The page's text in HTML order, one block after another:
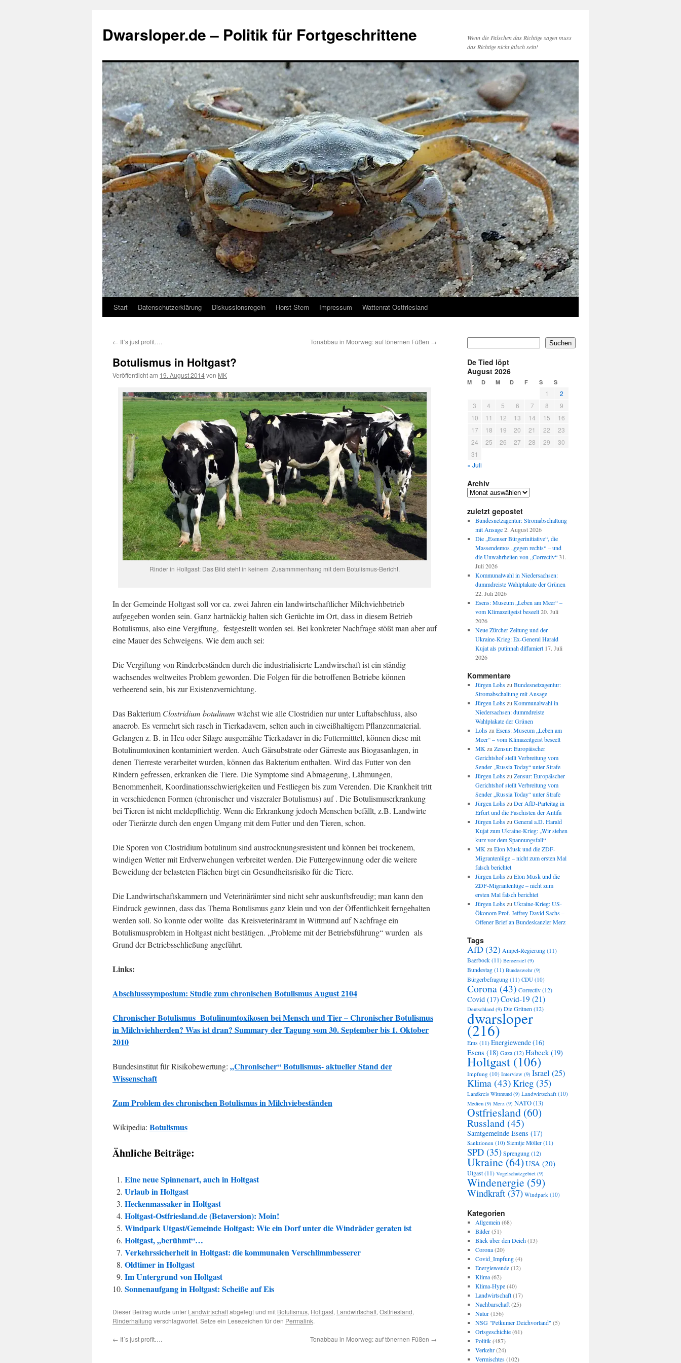
springen
Dwarsloper.de – Politik für Fortgeschrittene
Wenn die Falschen das Richtige sagen muss
das Richtige nicht falsch sein!
Start Datenschutzerklärung Diskussionsregeln Horst Stern Impressum Wattenrat Ostfriesland
← It´s just profit…. Tonabbau in Moorweg: auf tönernen Füßen →
Botulismus in Holtgast?
Veröffentlicht am 19. August 2014von MK
Rinder in Holtgast: Das Bild steht in keinem Zusammmenhang mit dem Botulismus-Bericht.
In der Gemeinde Holtgast soll vor ca. zwei Jahren ein landwirtschaftlicher Milchviehbetrieb
aufgegeben worden sein. Ganz hartnäckig halten sich Gerüchte im Ort, dass in diesem Betrieb
Botulismus, also eine Vergiftung, festgestellt worden sei. Bei konkreter Nachfrage stößt man aber auf
eine Mauer des Schweigens. Wie dem auch sei:
Die Vergiftung von Rinderbeständen durch die industrialisierte Landwirschaft ist ein ständig
wachsendes weltweites Problem geworden. Die Folgen für die betroffenen Betriebe können
verheerend sein, bis zur Existenzvernichtung.
DasBakterium Clostridium botulinum wächst wie alle Clostridien nur unter Luftabschluss, also
anaerob. Es vermehrt sich rasch in Tierkadavern, selten auch in eiweißhaltigem Pflanzenmaterial.
Gelangen z. B. in Heu oder Silage ausgemähte Tierkadaver in die Futtermitttel, können diese mit
Botulinumtoxinen kontaminiert werden. Auch Gärsubstrate oder Gärreste aus Biogasanlagen, in
denen Tierreste verarbeitet wurden, können das Bakterium enthalten. Wird das Futter von den
Rindern gefressen, erkranken die Tiere. Die Symptome sind Abmagerung, Lähmungen,
Benommenheit, Koordinationsschwierigkeiten und Festliegen bis zum Verenden. Die Krankheit tritt
in verschiedenen Formen (chronischer und viszeraler Botulismus) auf . Die Botulismuserkrankung
bei Tieren ist nicht meldepflichtig. Wenn die Erkrankung jedoch Menschen befällt, z.B. Landwirte
oder Tierärzte durch den engen Umgang mit dem Futter und den Tieren, schon.
Die Sporen von Clostridium botulinum sind austrocknungsresistent und können bei trockenem,
windigen Wetter mit Erdverwehungen verbreitet werden. Die Futtergewinnung oder die weitere
Beweidung der belasteten Flächen birgt ein Gesundheitsrisiko für die Tiere.
Die Landwirtschaftskammern und Veterinärämter sind nicht sehr auskunftsfreudig; man kann den
Eindruck gewinnen, dass das Thema Botulismus ganz klein und von der Öffentlichkeit ferngehalten
werden soll. So konnte oder wollte das Kreisveterinäramt in Wittmund auf Nachfrage ein
Botulismusproblem in Holtgast nicht bestätigen. „Probleme mit der Betriebsführung“ wurden als
Grund der Betriebsschließung angeführt.
Links:
Abschlusssymposium: Studie zum chronischen Botulismus August 2104
Chronischer Botulismus Botulinumtoxikosen bei Mensch und Tier – Chronischer Botulismus
in Milchviehherden? Was ist dran? Summary der Tagung vom 30. September bis 1. Oktober
2010
Bundesinstitut für Risikobewertung: „Chronischer“ Botulismus- aktueller Stand der
Wissenschaft
Zum Problem des chronischen Botulismus in Milchviebeständen
Wikipedia: Botulismus
Ähnliche Beiträge:
Eine neue Spinnenart, auch in Holtgast
Urlaub in Holtgast
Heckenmassaker in Holtgast
Holtgast-Ostfriesland.de (Betaversion): Moin!
Windpark Utgast/Gemeinde Holtgast: Wie ein Dorf unter die Windräder geraten ist
Holtgast, „berühmt“…
Verkehrssicherheit in Holtgast: die kommunalen Verschlimmbesserer
Oldtimer in Holtgast
Im Untergrund von Holtgast
Sonnenaufgang in Holtgast: Scheiße auf Eis
Dieser Beitrag wurde unter Landwirtschaftabgelegt und mit Botulismus, Holtgast, Landwirtschaft, Ostfriesland,
Rinderhaltung verschlagwortet. Setze ein Lesezeichen für den Permalink.
← It´s just profit…. Tonabbau in Moorweg: auf tönernen Füßen →
Suchen
De Tied löpt
August 2026
M D M D F S S
1
2
3
4 5 6 7 8
9
10
11 12 13 14 15
16
17
18 19 20 21 22
23
24
25 26 27 28 29
30
31
« Juli
Archiv
Archiv
zuletzt gepostet
Bundesnetzagentur: Stromabschaltung
mit Ansage 2. August 2026
Die „Esenser Bürgerinitiative“, die
Massendemos „gegen rechts“ – und
die Unwahrheiten von „Correctiv“ 31.
Juli 2026
Kommunalwahl in Niedersachsen:
dummdreiste Wahlplakate der Grünen
22. Juli 2026
Esens: Museum „Leben am Meer“ –
vom Klimazeitgeist beseelt 20. Juli
2026
Neue Zürcher Zeitung und der
Ukraine-Krieg: Ex-General Harald
Kujat als putinnah diffamiert 17. Juli
2026
Kommentare
Jürgen Lohszu Bundesnetzagentur:
Stromabschaltung mit Ansage
Jürgen Lohszu Kommunalwahl in
Niedersachsen: dummdreiste
Wahlplakate der Grünen
Lohszu Esens: Museum „Leben am
Meer“ – vom Klimazeitgeist beseelt
MK zu Zensur: Europäischer
Gerichtshof stellt Verbreitung vom
Sender „Russia Today“ unter Strafe
Jürgen Lohszu Zensur: Europäischer
Gerichtshof stellt Verbreitung vom
Sender „Russia Today“ unter Strafe
Jürgen Lohszu Der AfD-Parteitag in
Erfurt und die Faschisten der Antifa
Jürgen Lohszu General a.D. Harald
Kujat zum Ukraine-Krieg: „Wir stehen
kurz vor dem Spannungsfall“
MK zu Elon Musk und die ZDF-
Migrantenlüge – nicht zum ersten Mal
falsch berichtet
Jürgen Lohszu Elon Musk und die
ZDF-Migrantenlüge – nicht zum
ersten Mal falsch berichtet
Jürgen Lohszu Ukraine-Krieg: US-
Ökonom Prof. Jeffrey David Sachs –
Offener Brief an Bundeskanzler Merz
Tags
AfD(32) Ampel-Regierung (11)
Baerbock (11) Bensersiel (9)
Bundestag (11) Bundeswehr (9)
Bürgerbefragung (11) CDU (10)
Corona (43) Correctiv(12)
Covid (17) Covid-19 (21)
Deutschland (9) Die Grünen(12)
dwarsloper
(216)
Ems (11) Energiewende(16)
Esens (18)Gaza(12)Habeck(19)
Holtgast (106)
Impfung (10) Interview (9) Israel (25)
Klima (43)Krieg (35)
Landkreis Wittmund (9) Landwirtschaft (10)
Medien (9) Merz (9) NATO(13)
Ostfriesland (60)
Russland (45)
Samtgemeinde Esens (17)
Sanktionen (10) Siemtje Möller (11)
SPD (35)Sprengung(12)
Ukraine (64)USA (20)
Utgast (11) Vogelschutzgebiet (9)
Windenergie (59)
Windkraft (37) Windpark (10)
Kategorien
Allgemein (68)
Bilder(51)
Blick über den Deich(13)
Corona(20)
Covid_Impfung(4)
Energiewende(12)
Klima(62)
Klima-Hype(40)
Landwirtschaft(17)
Nachbarschaft(25)
Natur(156)
NSG "Petkumer Deichvorland" (5)
Ortsgeschichte(61)
Politik(487)
Verkehr(24)
Vermischtes(102)